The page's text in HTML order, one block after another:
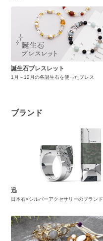
誕生石ブレスレット
1月～12月の各誕生石を使ったブレス
ブランド
迅
日本石×シルバーアクセサリーのブランド